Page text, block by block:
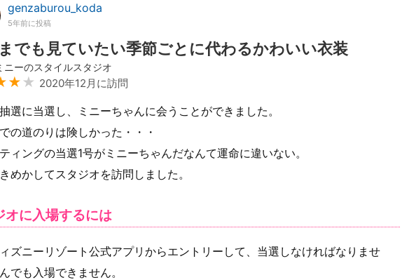
genzaburou_koda
5年前に投稿
でも見ていたい季節ごとに代わるかわいい衣装
ニーのスタイルスタジオ
★ 2020年12月に訪問
選に当選し、ミニーちゃんに会うことができました。
の道のりは険しかった・・・
ィングの当選1号がミニーちゃんだなんて運命に違いない。
めかしてスタジオを訪問しました。
オに入場するには
ズニーリゾート公式アプリからエントリーして、当選しなければなりませ
でも入場できません。